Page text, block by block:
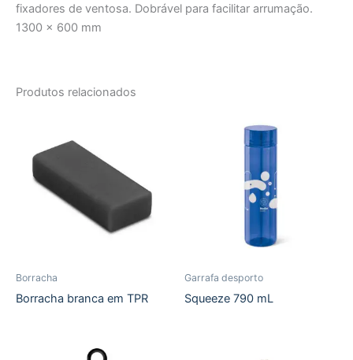
fixadores de ventosa. Dobrável para facilitar arrumação.
1300 x 600 mm
Produtos relacionados
Borracha
Borracha branca em TPR
Garrafa desporto
Squeeze 790 mL